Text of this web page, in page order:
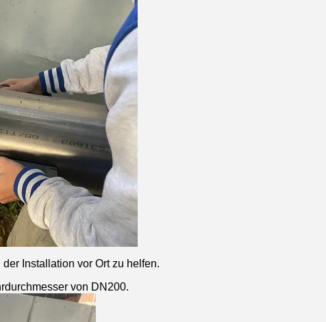
Installation vor Ort zu helfen.
von DN200.